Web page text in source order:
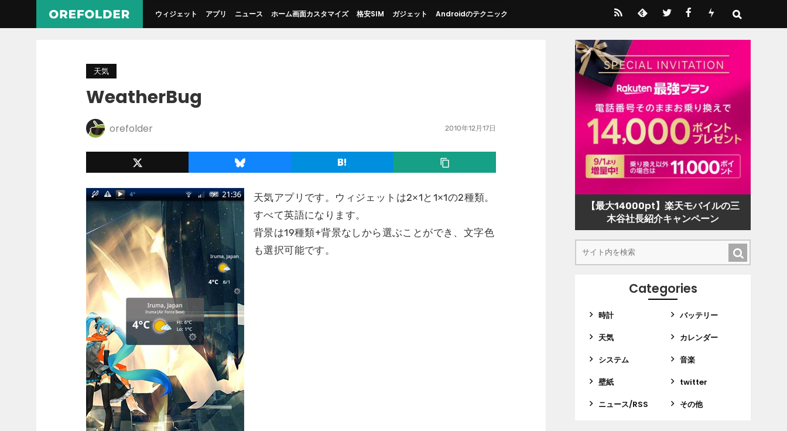
ウィジェット アプリ ニュース ホーム画面カスタマイズ 格安SIM ガジェット Androidのテクニック
天気
WeatherBug
orefolder 2010年12月17日
天気アプリです。ウィジェットは2×1と1×1の2種類。
すべて英語になります。
背景は19種類+背景なしから選ぶことができ、文字色
も選択可能です。
【最大14000pt】楽天モバイルの三
木谷社長紹介キャンペーン
Categories
時計
バッテリー
天気
カレンダー
システム
音楽
壁紙
twitter
ニュース/RSS
その他